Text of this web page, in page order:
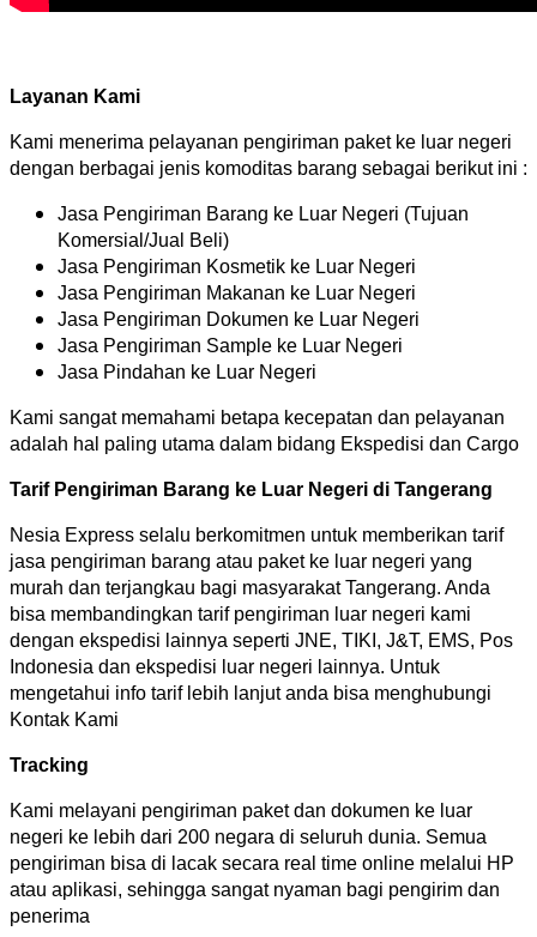
Layanan Kami
Kami menerima pelayanan pengiriman paket ke luar negeri
dengan berbagai jenis komoditas barang sebagai berikut ini :
Jasa Pengiriman Barang ke Luar Negeri (Tujuan
Komersial/Jual Beli)
Jasa Pengiriman Kosmetik ke Luar Negeri
Jasa Pengiriman Makanan ke Luar Negeri
Jasa Pengiriman Dokumen ke Luar Negeri
Jasa Pengiriman Sample ke Luar Negeri
Jasa Pindahan ke Luar Negeri
Kami sangat memahami betapa kecepatan dan pelayanan
adalah hal paling utama dalam bidang Ekspedisi dan Cargo
Tarif Pengiriman Barang ke Luar Negeri di Tangerang
Nesia Express selalu berkomitmen untuk memberikan tarif
jasa pengiriman barang atau paket ke luar negeri yang
murah dan terjangkau bagi masyarakat Tangerang. Anda
bisa membandingkan tarif pengiriman luar negeri kami
dengan ekspedisi lainnya seperti JNE, TIKI, J&T, EMS, Pos
Indonesia dan ekspedisi luar negeri lainnya. Untuk
mengetahui info tarif lebih lanjut anda bisa menghubungi
Kontak Kami
Tracking
Kami melayani pengiriman paket dan dokumen ke luar
negeri ke lebih dari 200 negara di seluruh dunia. Semua
pengiriman bisa di lacak secara real time online melalui HP
atau aplikasi, sehingga sangat nyaman bagi pengirim dan
penerima